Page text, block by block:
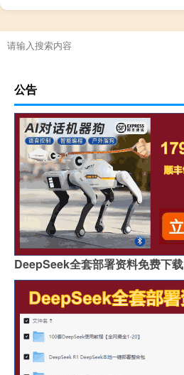
公告
DeepSeek全套部署资料免费下载